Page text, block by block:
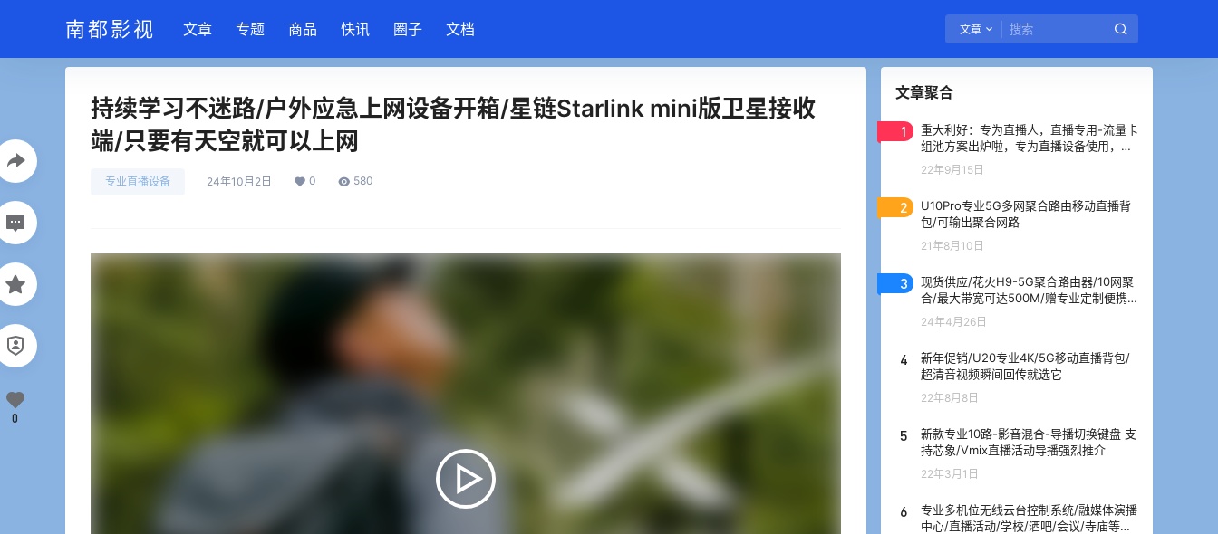
南都影视 文章 专题 商品 快讯 圈子 文档 文章
持续学习不迷路/户外应急上网设备开箱/星链Starlink mini版卫星接收
端/只要有天空就可以上网
专业直播设备 24年10月2日 0 580
0
文章聚合
1
重大利好：专为直播人，直播专用-流量卡
组池方案出炉啦，专为直播设备使用，没
有之一
22年9月15日
2
U10Pro专业5G多网聚合路由移动直播背
包/可输出聚合网路
21年8月10日
3
现货供应/花火H9-5G聚合路由器/10网聚
合/最大带宽可达500M/赠专业定制便携
24年4月26日
4
新年促销/U20专业4K/5G移动直播背包/
超清音视频瞬间回传就选它
22年8月8日
5
新款专业10路-影音混合-导播切换键盘 支
持芯象/Vmix直播活动导播强烈推介
22年3月1日
6
专业多机位无线云台控制系统/融媒体演播
中心/直播活动/学校/酒吧/会议/寺庙等解